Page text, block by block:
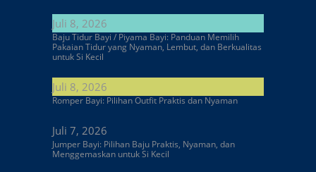
Juli 8, 2026
Baju Tidur Bayi / Piyama Bayi: Panduan Memilih
Pakaian Tidur yang Nyaman, Lembut, dan Berkualitas
untuk Si Kecil
Juli 8, 2026
Romper Bayi: Pilihan Outfit Praktis dan Nyaman
Juli 7, 2026
Jumper Bayi: Pilihan Baju Praktis, Nyaman, dan
Menggemaskan untuk Si Kecil